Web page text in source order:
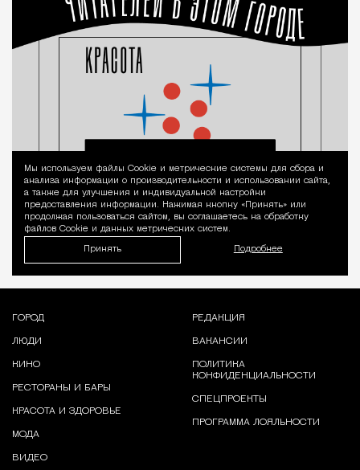
Уведомление
Мы используем файлы Сookie и метрические системы для сбора и
анализа информации о производительности и использовании сайта,
а также для улучшения и индивидуальной настройки
предоставления информации. Нажимая кнопку «Принять» или
продолжая пользоваться сайтом, вы соглашаетесь на обработку
файлов Cookie и данных метрических систем.
Принять Подробнее
ГОРОД
ЛЮДИ
КИНО
РЕСТОРАНЫ И БАРЫ
КРАСОТА И ЗДОРОВЬЕ
МОДА
ВИДЕО
РЕДАКЦИЯ
ВАКАНСИИ
ПОЛИТИКА
КОНФИДЕНЦИАЛЬНОСТИ
СПЕЦПРОЕКТЫ
ПРОГРАММА ЛОЯЛЬНОСТИ